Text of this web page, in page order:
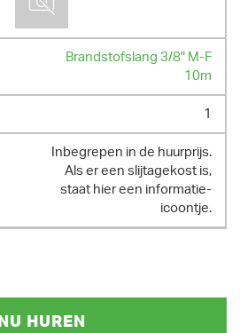
Brandstofslang 3/8" M-F
10m
1
Inbegrepen in de huurprijs.
Als er een slijtagekost is,
staat hier een informatie-
icoontje.
NU HUREN